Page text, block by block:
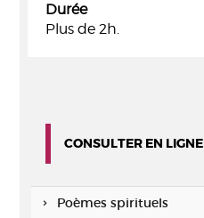
Durée
Plus de 2h.
CONSULTER EN LIGNE
Poèmes spirituels